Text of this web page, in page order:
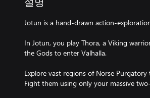
설명
Jotun is a hand-drawn action-
In Jotun, you play Thora, a Viking
the Gods to enter Valhalla.
Explore vast regions of Norse
Fight them using only your massive